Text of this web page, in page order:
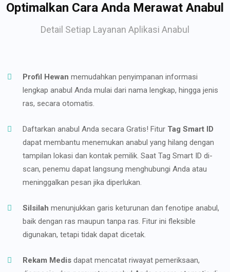
Optimalkan Cara Anda Merawat Anabul
Detail Setiap Layanan Aplikasi Anabul
Profil Hewan memudahkan penyimpanan informasi
lengkap anabul Anda mulai dari nama lengkap, hingga jenis
ras, secara otomatis.
Daftarkan anabul Anda secara Gratis! Fitur Tag Smart ID
dapat membantu menemukan anabul yang hilang dengan
tampilan lokasi dan kontak pemilik. Saat Tag Smart ID di-
scan, penemu dapat langsung menghubungi Anda atau
meninggalkan pesan jika diperlukan.
Silsilah menunjukkan garis keturunan dan fenotipe anabul,
baik dengan ras maupun tanpa ras. Fitur ini fleksible
digunakan, tetapi tidak dapat dicetak.
Rekam Medis dapat mencatat riwayat pemeriksaan,